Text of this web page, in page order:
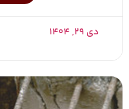
دی ۲۹, ۱۴۰۴